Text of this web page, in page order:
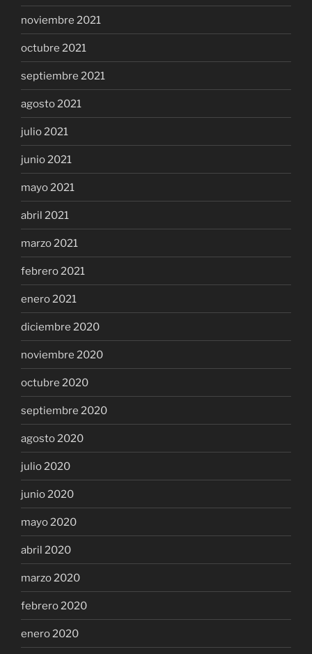
noviembre 2021
octubre 2021
septiembre 2021
agosto 2021
julio 2021
junio 2021
mayo 2021
abril 2021
marzo 2021
febrero 2021
enero 2021
diciembre 2020
noviembre 2020
octubre 2020
septiembre 2020
agosto 2020
julio 2020
junio 2020
mayo 2020
abril 2020
marzo 2020
febrero 2020
enero 2020